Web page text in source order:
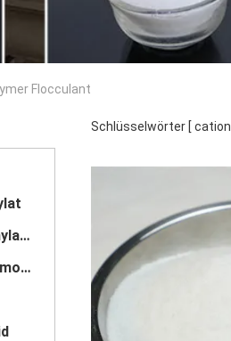
Flocculant
Methacryloyloxyethyltrimethylammoniumchlorid
Acryloyloxyethyltrimethylammoniumchlorid
Schlüsselwörter [